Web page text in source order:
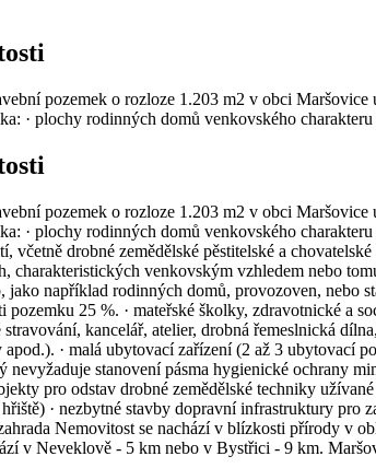
pozemek o rozloze 1.203 m2 v obci
· plochy rodinných domů venkovského
pozemek o rozloze 1.203 m2 v obci
· plochy rodinných domů venkovského
včetně drobné zemědělské pěstitelské a
charakteristických venkovským vzhledem nebo
jako například rodinných domů, provozoven, nebo
pozemku 25 %. · mateřské školky, zdravotnické a
stravování, kancelář, atelier, drobná řemeslnická
· malá ubytovací zařízení (2 až 3 ubytovací
nevyžaduje stanovení pásma hygienické ochrany
pro odstav drobné zemědělské techniky
hřiště) · nezbytné stavby dopravní infrastruktury
Nemovitost se nachází v blízkosti přírody v
v Neveklově - 5 km nebo v Bystřici - 9 km.